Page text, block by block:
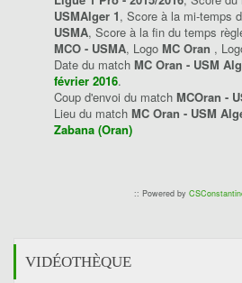
USMAlger 1, Score à la mi-temps
USMA, Score à la fin du temps
MCO - USMA, Logo MC Oran ,
Date du match MC Oran - USM
février 2016.
Coup d'envoi du match MCOran -
Lieu du match MC Oran - USM
Zabana (Oran)
:: Powered by
VIDÉOTHÈQUE